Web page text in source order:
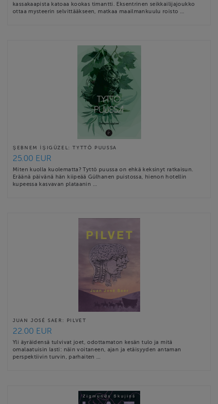
kassakaapista katoaa kookas timantti. Eksentrinen seikkailijajoukko
ottaa mysteerin selvittääkseen, matkaa maailmankuulu roisto …
ŞEBNEM İŞIGÜZEL: TYTTÖ PUUSSA
25.00 EUR
Miten kuolla kuolematta? Tyttö puussa on ehkä keksinyt ratkaisun.
Eräänä päivänä hän kiipeää Gülhanen puistossa, hienon hotellin
kupeessa kasvavan plataanin …
JUAN JOSÉ SAER: PILVET
22.00 EUR
Yli äyräidensä tulvivat joet, odottamaton kesän tulo ja mitä
omalaatuisin lasti: näin voitaneen, ajan ja etäisyyden antaman
perspektiivin turvin, parhaiten …